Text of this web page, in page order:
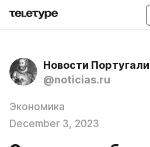
Новости
@noticias.ru
Экономика
December 3, 2023